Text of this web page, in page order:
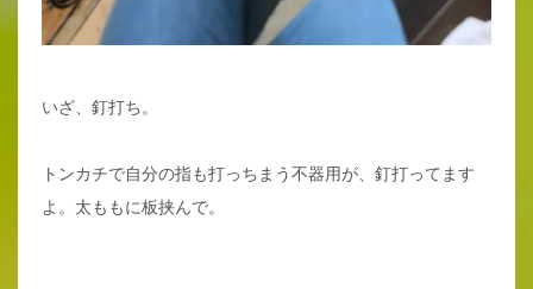
いざ、釘打ち。
トンカチで自分の指も打っちまう不器用が、釘打ってます
よ。太ももに板挟んで。